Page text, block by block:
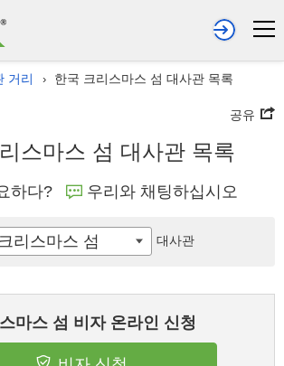
거리 › 한국 크리스마스 섬 대사관 목록
공유
스마스 섬 대사관 목록
하다? 우리와 채팅하십시오
마스 섬 비자 온라인 신청
리스마스 섬 대사관